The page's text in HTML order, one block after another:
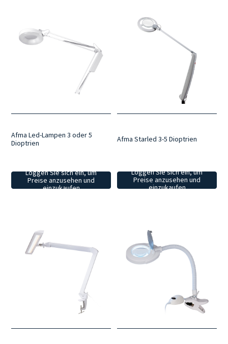
Afma Led-Lampen 3 oder 5
Dioptrien
Loggen Sie sich ein, um
Preise anzusehen und
einzukaufen
Afma Starled 3-5 Dioptrien
Loggen Sie sich ein, um
Preise anzusehen und
einzukaufen